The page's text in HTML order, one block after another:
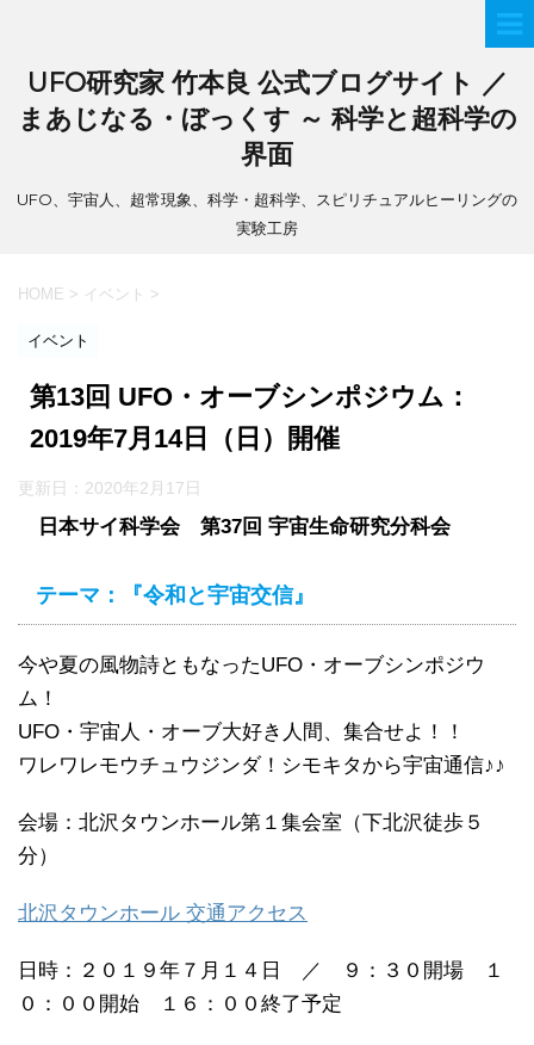
UFO研究家 竹本良 公式ブログサイト ／
まあじなる・ぼっくす ～ 科学と超科学の
界面
UFO、宇宙人、超常現象、科学・超科学、スピリチュアルヒーリングの
実験工房
HOME > イベント >
イベント
第13回 UFO・オーブシンポジウム：
2019年7月14日（日）開催
更新日： 2020年2月17日
日本サイ科学会 第37回 宇宙生命研究分科会
テーマ：『令和と宇宙交信』
今や夏の風物詩ともなったUFO・オーブシンポジウ
ム！
UFO・宇宙人・オーブ大好き人間、集合せよ！！
ワレワレモウチュウジンダ！シモキタから宇宙通信♪♪
会場：北沢タウンホール第１集会室（下北沢徒歩５
分）
北沢タウンホール 交通アクセス
日時：２０１９年７月１４日 ／ ９：３０開場 １
０：００開始 １６：００終了予定